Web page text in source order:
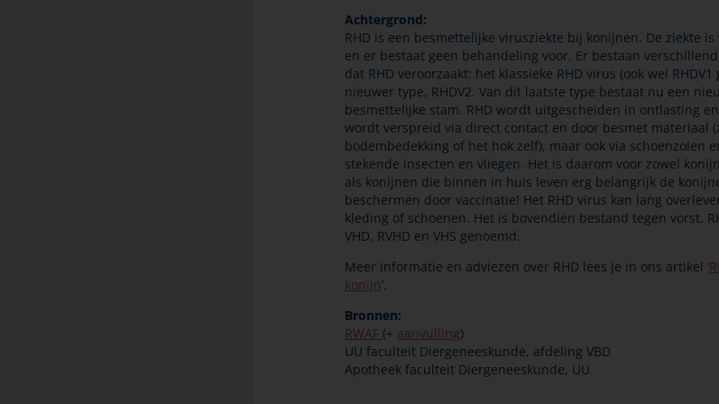
Achtergrond:
RHD is een besmettelijke virusziekte bij konijnen. De ziekte
en er bestaat geen behandeling voor. Er bestaan
dat RHD veroorzaakt: het klassieke RHD virus (ook wel
nieuwer type, RHDV2. Van dit laatste type bestaat nu een
besmettelijke stam. RHD wordt uitgescheiden in ontlasting
wordt verspreid via direct contact en door besmet materiaal
bodembedekking of het hok zelf), maar ook via schoenzolen
stekende insecten en vliegen. Het is daarom voor zowel
als konijnen die binnen in huis leven erg belangrijk de
beschermen door vaccinatie! Het RHD virus kan lang
kleding of schoenen. Het is bovendien bestand tegen vorst.
VHD, RVHD en VHS genoemd.
Meer informatie en adviezen over RHD lees je in ons artikel ‘
konijn’.
Bronnen:
RWAF (+ aanvulling)
UU faculteit Diergeneeskunde, afdeling VBD
Apotheek faculteit Diergeneeskunde, UU